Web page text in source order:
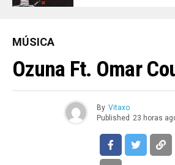
MÚSICA
Ozuna Ft. Omar
By Vitaxo
Published 23 horas